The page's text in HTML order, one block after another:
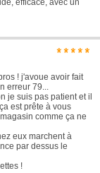
efficace, avec un
*****
! j'avoue avoir fait
erreur 79...
je suis pas patient et il
est prête à vous
comme ça ne
eux marchent à
par dessus le
!